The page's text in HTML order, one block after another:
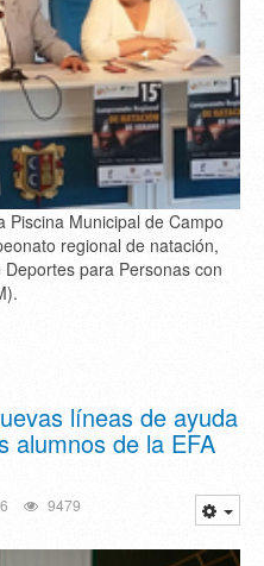
Piscina Municipal de Campo
regional de natación,
para Personas con
líneas de ayuda
alumnos de la EFA
9479